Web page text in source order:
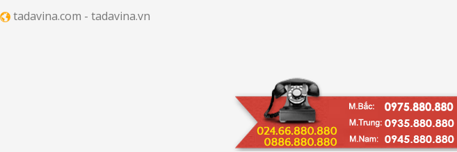
tadavina.com - tadavina.vn